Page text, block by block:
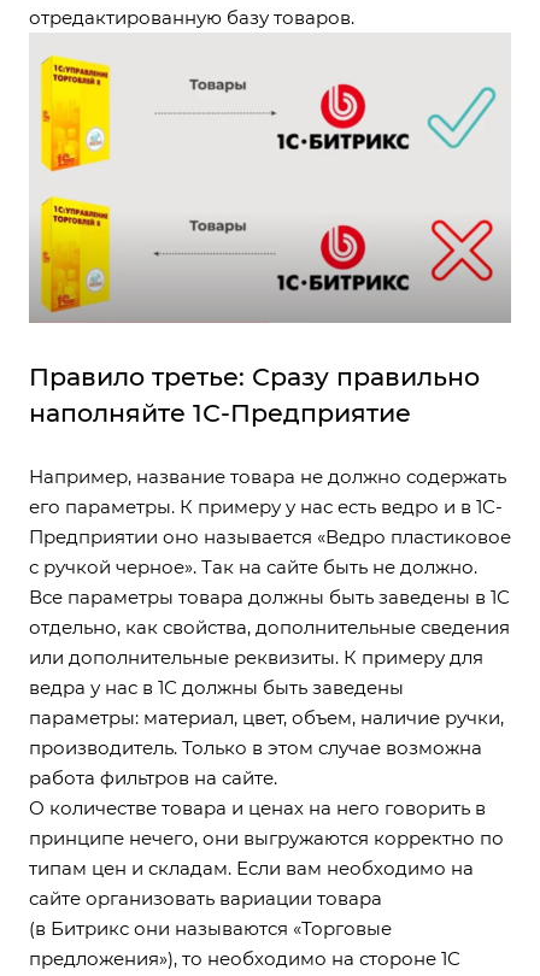
отредактированную базу товаров.
Правило третье: Сразу правильно
наполняйте 1С-Предприятие
Например, название товара не должно содержать
его параметры. К примеру у нас есть ведро и в 1С-
Предприятии оно называется «Ведро пластиковое
с ручкой черное». Так на сайте быть не должно.
Все параметры товара должны быть заведены в 1С
отдельно, как свойства, дополнительные сведения
или дополнительные реквизиты. К примеру для
ведра у нас в 1С должны быть заведены
параметры: материал, цвет, объем, наличие ручки,
производитель. Только в этом случае возможна
работа фильтров на сайте.
О количестве товара и ценах на него говорить в
принципе нечего, они выгружаются корректно по
типам цен и складам. Если вам необходимо на
сайте организовать вариации товара
(в Битрикс они называются «Торговые
предложения»), то необходимо на стороне 1С